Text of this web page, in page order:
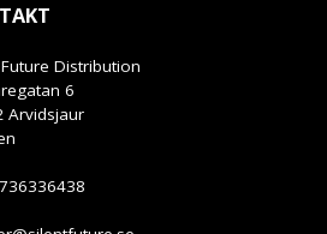
Distribution
6
Arvidsjaur